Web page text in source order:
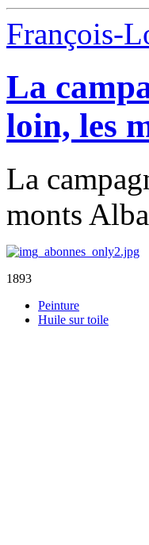
François-
La
loin, les
La
monts
1893
Peinture
Huile sur toile